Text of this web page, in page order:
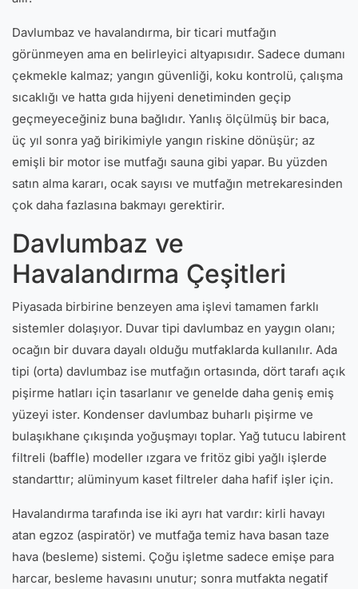
Davlumbaz ve havalandırma, bir ticari mutfağın
görünmeyen ama en belirleyici altyapısıdır. Sadece dumanı
çekmekle kalmaz; yangın güvenliği, koku kontrolü, çalışma
sıcaklığı ve hatta gıda hijyeni denetiminden geçip
geçmeyeceğiniz buna bağlıdır. Yanlış ölçülmüş bir baca,
üç yıl sonra yağ birikimiyle yangın riskine dönüşür; az
emişli bir motor ise mutfağı sauna gibi yapar. Bu yüzden
satın alma kararı, ocak sayısı ve mutfağın metrekaresinden
çok daha fazlasına bakmayı gerektirir.
Davlumbaz ve
Havalandırma Çeşitleri
Piyasada birbirine benzeyen ama işlevi tamamen farklı
sistemler dolaşıyor. Duvar tipi davlumbaz en yaygın olanı;
ocağın bir duvara dayalı olduğu mutfaklarda kullanılır. Ada
tipi (orta) davlumbaz ise mutfağın ortasında, dört tarafı açık
pişirme hatları için tasarlanır ve genelde daha geniş emiş
yüzeyi ister. Kondenser davlumbaz buharlı pişirme ve
bulaşıkhane çıkışında yoğuşmayı toplar. Yağ tutucu labirent
filtreli (baffle) modeller ızgara ve fritöz gibi yağlı işlerde
standarttır; alüminyum kaset filtreler daha hafif işler için.
Havalandırma tarafında ise iki ayrı hat vardır: kirli havayı
atan egzoz (aspiratör) ve mutfağa temiz hava basan taze
hava (besleme) sistemi. Çoğu işletme sadece emişe para
harcar, besleme havasını unutur; sonra mutfakta negatif